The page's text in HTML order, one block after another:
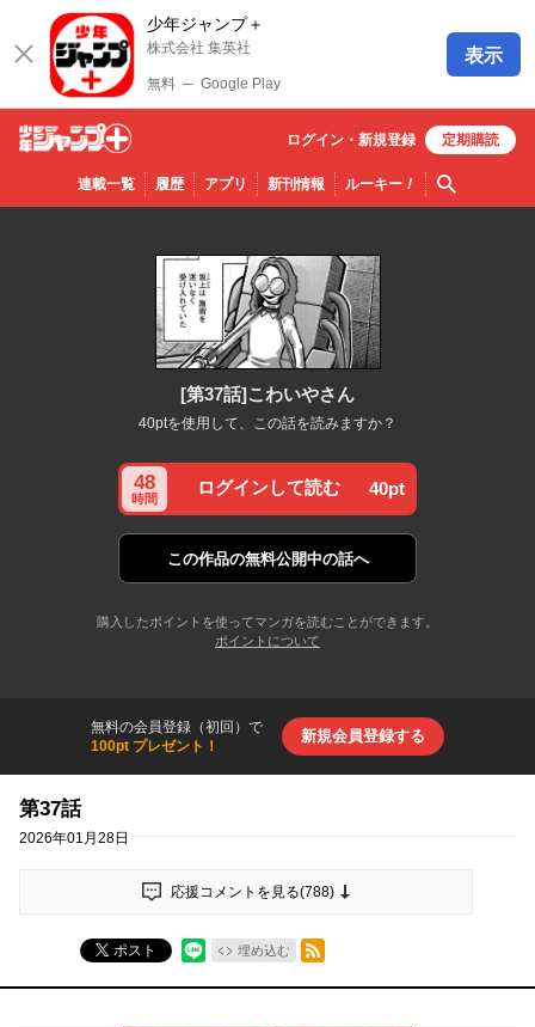
少年ジャンプ＋
株式会社 集英社
無料 ─ Google Play
表示
少年ジ
ャンプ
連載一覧 履歴 アプリ 新刊情報 ルーキー！ 検索
ログイン・ 新規登録 定期購読
[第37話]こわいやさん
40ptを使用して、この話を読みますか？
48
時間
ログインして読む 40pt
この作品の無料公開中の話へ
購入したポイントを使ってマンガを読むことができます。
ポイントについて
無料の会員登録（初回）で
100pt プレゼント！
新規会員登録する
第37話
2026年01月28日
応援コメントを見る(788)
ポスト 埋め込む
RSSフィード